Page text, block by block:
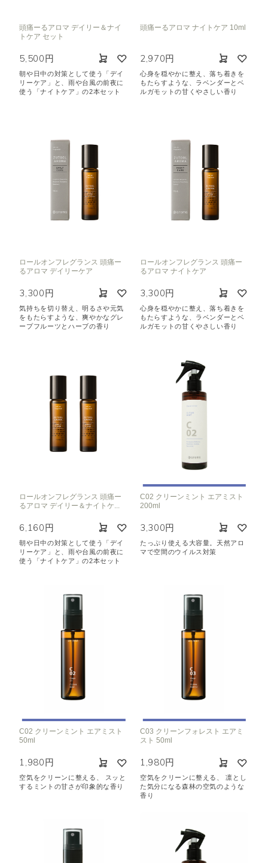
頭痛ーるアロマ デイリー＆ナイ
トケア セット
5,500円
朝や日中の対策として使う「デイ
リーケア」と、雨や台風の前夜に
使う「ナイトケア」の2本セット
頭痛ーるアロマ ナイトケア 10ml
2,970円
心身を穏やかに整え、落ち着きを
もたらすような、ラベンダーとベ
ルガモットの甘くやさしい香り
ロールオンフレグランス 頭痛ー
るアロマ デイリーケア
3,300円
気持ちを切り替え、明るさや元気
をもたらすような、爽やかなグレ
ープフルーツとハーブの香り
ロールオンフレグランス 頭痛ー
るアロマ ナイトケア
3,300円
心身を穏やかに整え、落ち着きを
もたらすような、ラベンダーとベ
ルガモットの甘くやさしい香り
ロールオンフレグランス 頭痛ー
るアロマ デイリー＆ナイトケ...
6,160円
朝や日中の対策として使う「デイ
リーケア」と、雨や台風の前夜に
使う「ナイトケア」の2本セット
C02 クリーンミント エアミスト
200ml
3,300円
たっぷり使える大容量。天然アロ
マで空間のウイルス対策
C02 クリーンミント エアミスト
50ml
1,980円
空気をクリーンに整える、 スッと
するミントの甘さが印象的な香り
C03 クリーンフォレスト エアミ
スト 50ml
1,980円
空気をクリーンに整える、 凛とし
た気分になる森林の空気のような
香り